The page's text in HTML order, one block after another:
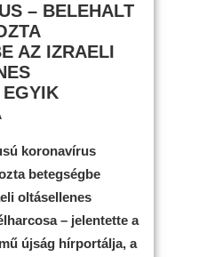
– BELEHALT
AZ IZRAELI
koronavírus
betegségbe
oltásellenes
– jelentette a
újság hírportálja, a